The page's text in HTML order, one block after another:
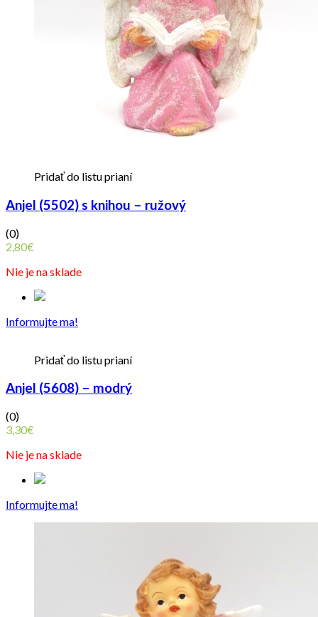
Pridať do listu prianí
Anjel (5502) s knihou – ružový
(0)
2,80€
Nie je na sklade
Informujte ma!
Pridať do listu prianí
Anjel (5608) – modrý
(0)
3,30€
Nie je na sklade
Informujte ma!